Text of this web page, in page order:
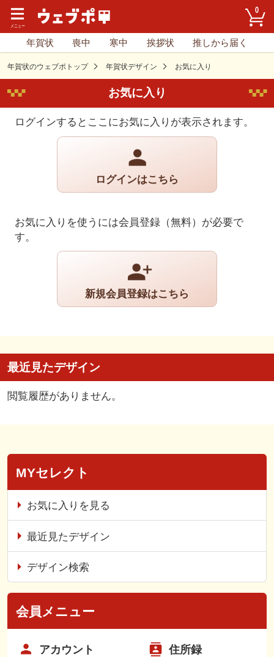
0
年賀状 喪中 寒中 挨拶状 推しから届く
年賀状のウェブポトップ 年賀状デザイン お気に入り
お気に入り
ログインするとここにお気に入りが表示されます。
ログインはこちら
お気に入りを使うには会員登録（無料）が必要で
す。
新規会員登録はこちら
最近見たデザイン
閲覧履歴がありません。
MYセレクト
お気に入りを見る
最近見たデザイン
デザイン検索
会員メニュー
アカウント 住所録